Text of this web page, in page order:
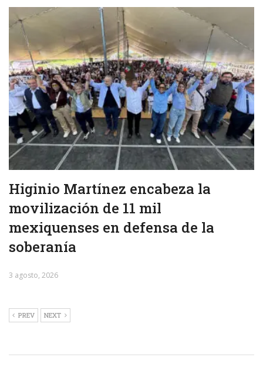
Higinio Martínez encabeza la
movilización de 11 mil
mexiquenses en defensa de la
soberanía
3 agosto, 2026
PREV NEXT